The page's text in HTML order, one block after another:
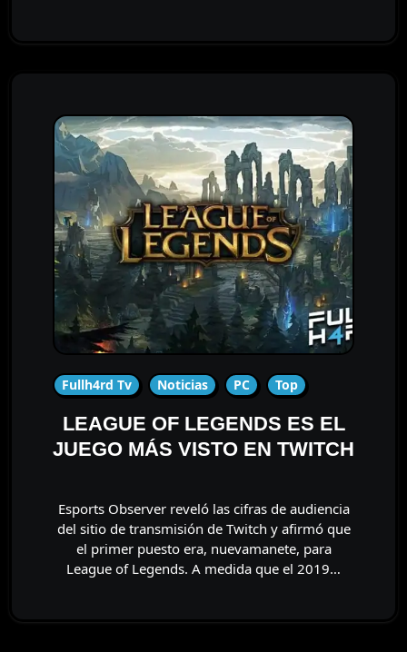
Fullh4rd Tv Noticias PC Top
LEAGUE OF LEGENDS ES EL
JUEGO MÁS VISTO EN TWITCH
Esports Observer reveló las cifras de audiencia
del sitio de transmisión de Twitch y afirmó que
el primer puesto era, nuevamanete, para
League of Legends. A medida que el 2019…